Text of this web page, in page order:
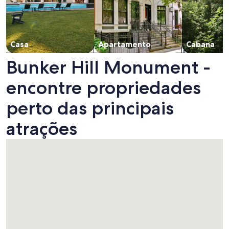
Casa Apartamento Cabana
Bunker Hill Monument -
encontre propriedades
perto das principais
atrações